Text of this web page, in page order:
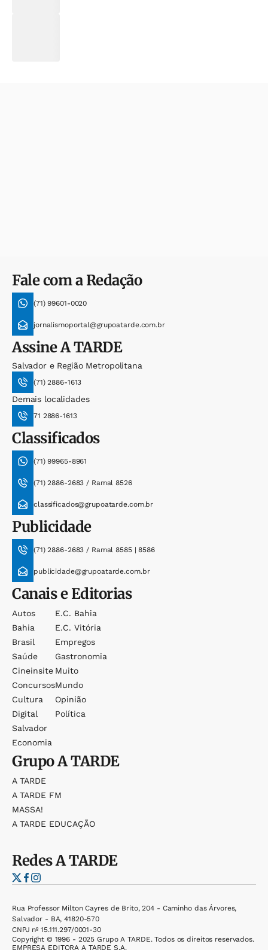
Fale com a Redação
(71) 99601-0020
jornalismoportal@grupoatarde.com.br
AssineA TARDE
Salvador e Região Metropolitana
(71) 2886-1613
Demais localidades
71 2886-1613
Classificados
(71) 99965-8961
(71) 2886-2683 / Ramal 8526
classificados@grupoatarde.com.br
Publicidade
(71) 2886-2683 / Ramal 8585 | 8586
publicidade@grupoatarde.com.br
Canais e Editorias
Autos
Bahia
Brasil
Saúde
Cineinsite
Concursos
Cultura
Digital
Salvador
Economia
E.c. Bahia
E.c. Vitória
Empregos
Gastronomia
Muito
Mundo
Opinião
Política
GrupoA TARDE
A TARDE
A TARDE FM
MASSA!
A TARDE EDUCAÇÃO
RedesA TARDE
Rua Professor Milton Cayres de Brito, 204 - Caminho das Árvores,
Salvador - BA, 41820-570
CNPJ nº 15.111.297/0001-30
Copyright © 1996 - 2025 Grupo A TARDE. Todos os direitos reservados.
EMPRESA EDITORA A TARDE S.A.